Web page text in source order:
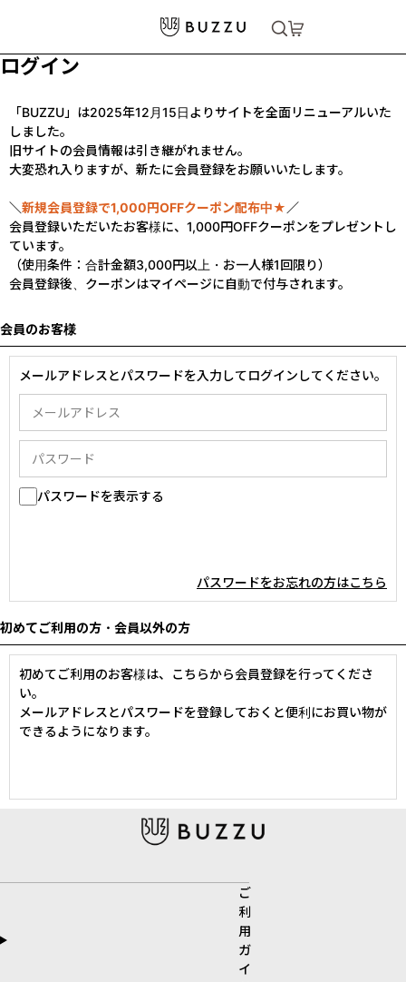
ログイン
「BUZZU」は2025年12月15日よりサイトを全面リニューアルいた
しました。
旧サイトの会員情報は引き継がれません。
大変恐れ入りますが、新たに会員登録をお願いいたします。
＼新規会員登録で1,000円OFFクーポン配布中★ ／
会員登録いただいたお客様に、1,000円OFFクーポンをプレゼントし
ています。
（使用条件：合計金額3,000円以上・お一人様1回限り）
会員登録後、クーポンはマイページに自動で付与されます。
会員のお客様
メールアドレスとパスワードを入力してログインしてください。
パスワードを表示する
パスワードをお忘れの方はこちら
初めてご利用の方・会員以外の方
初めてご利用のお客様は、こちらから会員登録を行ってくださ
い。
メールアドレスとパスワードを登録しておくと便利にお買い物が
できるようになります。
ご
利
用
ガ
イ